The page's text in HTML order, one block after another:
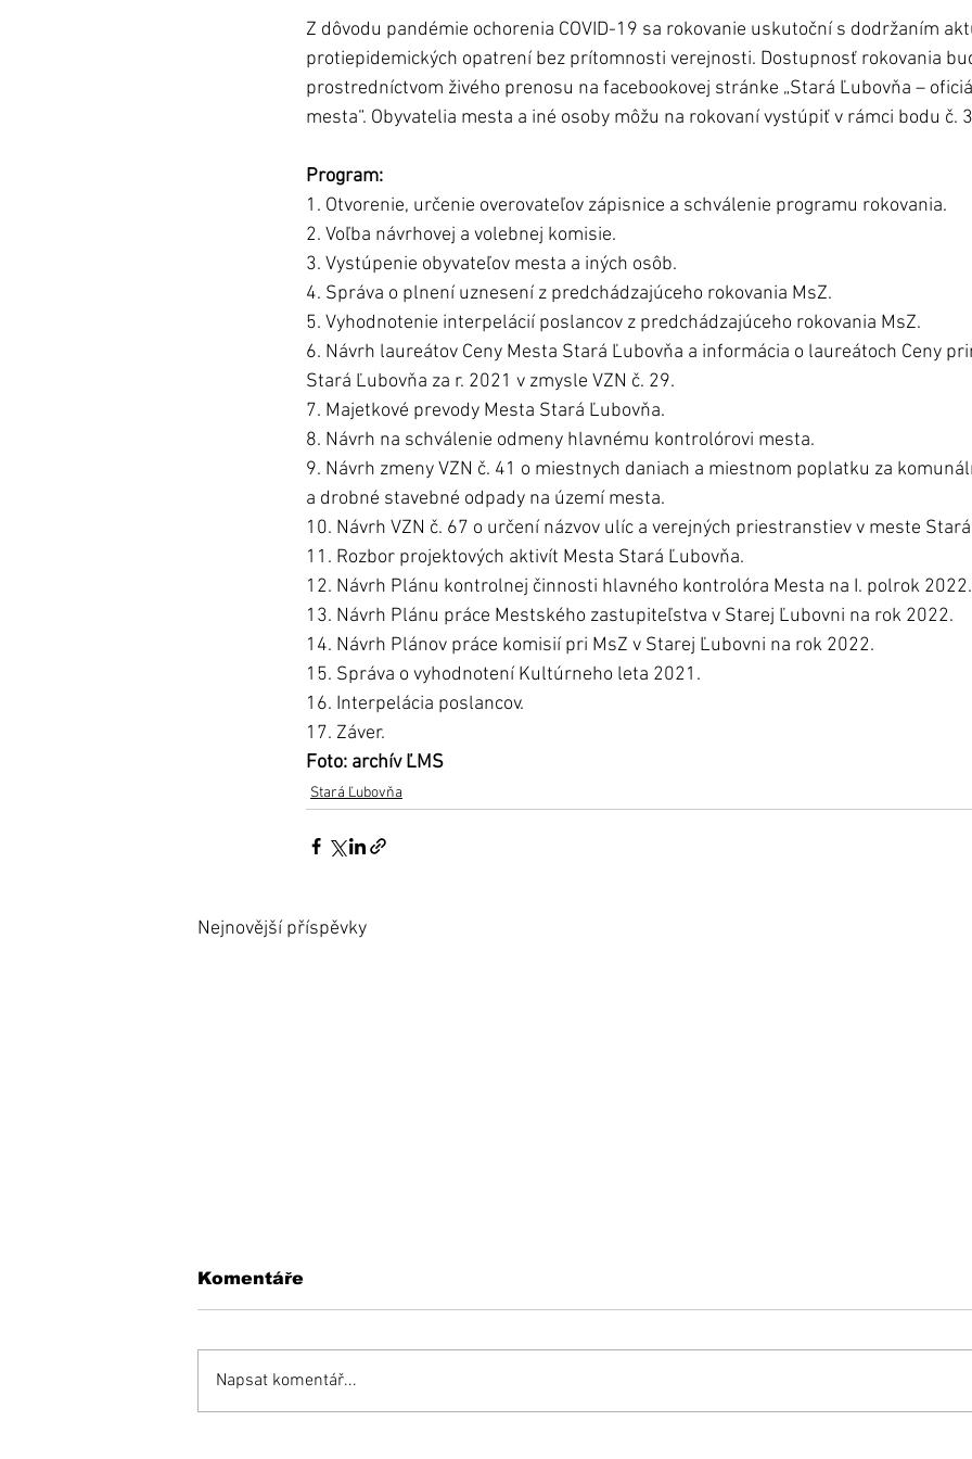
Z dôvodu pandémie ochorenia COVID-19 sa rokovanie uskutoční s dodržaním
protiepidemických opatrení bez prítomnosti verejnosti. Dostupnosť rokovania
prostredníctvom živého prenosu na facebookovej stránke „Stará Ľubovňa –
mesta“. Obyvatelia mesta a iné osoby môžu na rokovaní vystúpiť v rámci bodu č. 3
Program:
1. Otvorenie, určenie overovateľov zápisnice a schválenie programu rokovania.
2. Voľba návrhovej a volebnej komisie.
3. Vystúpenie obyvateľov mesta a iných osôb.
4. Správa o plnení uznesení z predchádzajúceho rokovania MsZ.
5. Vyhodnotenie interpelácií poslancov z predchádzajúceho rokovania MsZ.
6. Návrh laureátov Ceny Mesta Stará Ľubovňa a informácia o laureátoch Ceny
Stará Ľubovňa za r. 2021 v zmysle VZN č. 29.
7. Majetkové prevody Mesta Stará Ľubovňa.
8. Návrh na schválenie odmeny hlavnému kontrolórovi mesta.
9. Návrh zmeny VZN č. 41 o miestnych daniach a miestnom poplatku za
a drobné stavebné odpady na území mesta.
10. Návrh VZN č. 67 o určení názvov ulíc a verejných priestranstiev v meste
11. Rozbor projektových aktivít Mesta Stará Ľubovňa.
12. Návrh Plánu kontrolnej činnosti hlavného kontrolóra Mesta na I. polrok
13. Návrh Plánu práce Mestského zastupiteľstva v Starej Ľubovni na rok 2022.
14. Návrh Plánov práce komisií pri MsZ v Starej Ľubovni na rok 2022.
15. Správa o vyhodnotení Kultúrneho leta 2021.
16. Interpelácia poslancov.
17. Záver.
Foto: archív ĽMS
Stará Ľubovňa
Nejnovější příspěvky
Komentáře
Napsat komentář...